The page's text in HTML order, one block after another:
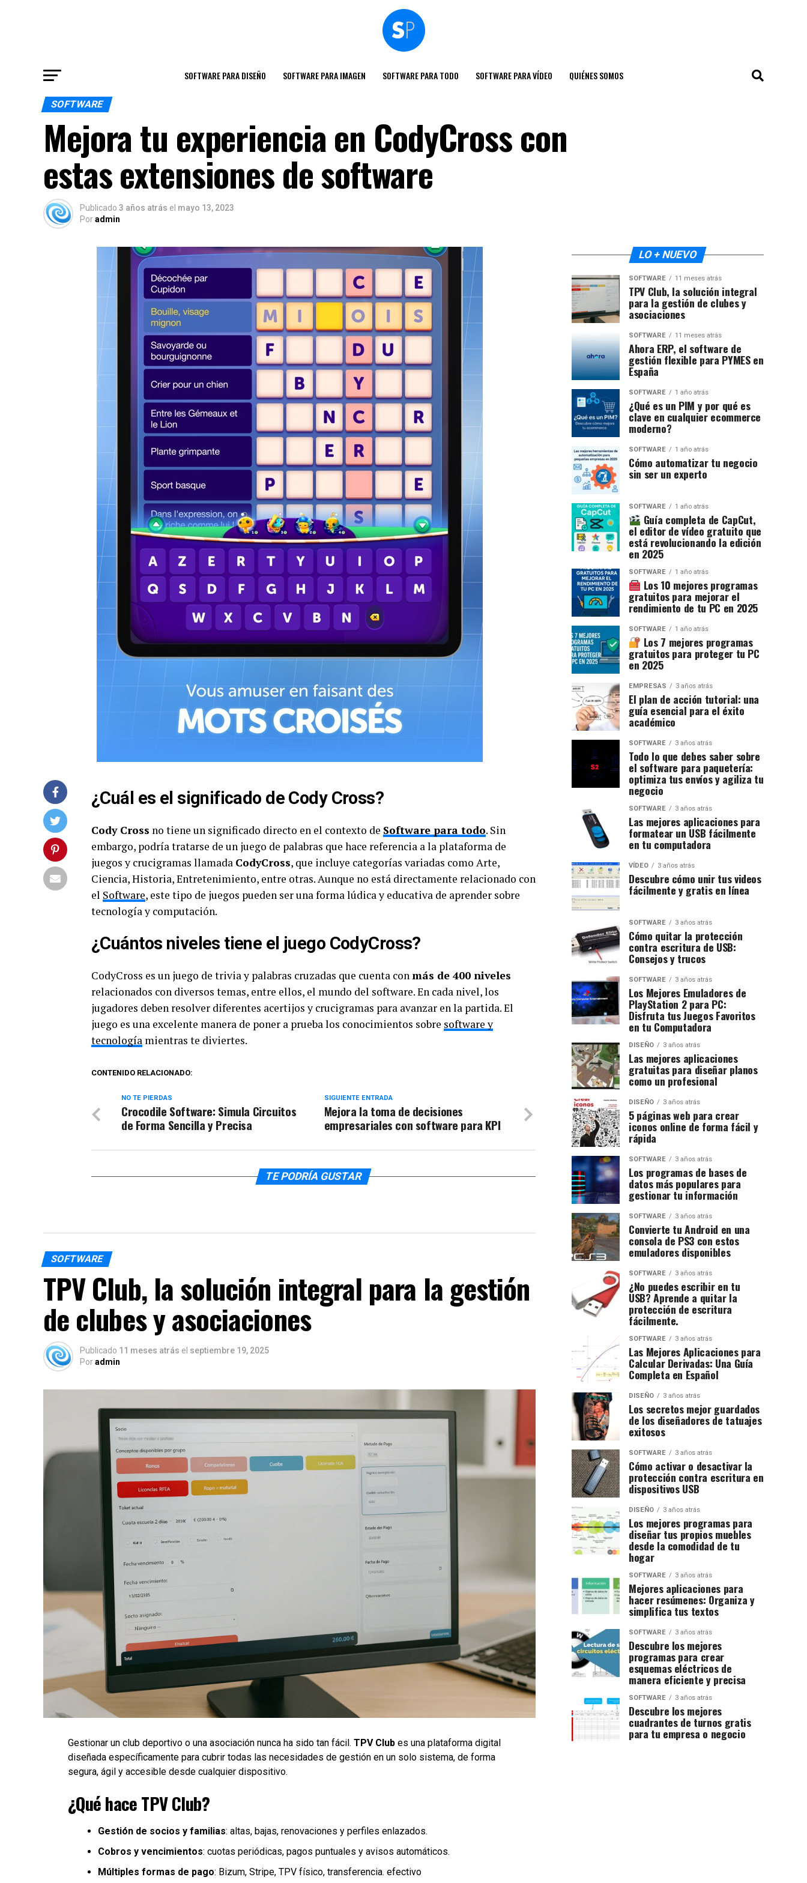
SOFTWARE PARA DISEÑO SOFTWARE PARA IMAGEN SOFTWARE PARA TODO SOFTWARE PARA VÍDEO QUIÉNES SOMOS
SOFTWARE
Mejora tu experiencia en CodyCross con
estas extensiones de software
Publicado 3 años atrás el mayo 13, 2023
Poradmin
¿Cuál es el significado de Cody Cross?
Cody Cross no tiene un significado directo en el contexto de Software para todo. Sin
embargo, podría tratarse de un juego de palabras que hace referencia a la plataforma de
juegos y crucigramas llamada CodyCross, que incluye categorías variadas como Arte,
Ciencia, Historia, Entretenimiento, entre otras. Aunque no está directamente relacionado con
el Software, este tipo de juegos pueden ser una forma lúdica y educativa de aprender sobre
tecnología y computación.
¿Cuántos niveles tiene el juego CodyCross?
CodyCross es un juego de trivia y palabras cruzadas que cuenta conmás de 400 niveles
relacionados con diversos temas, entre ellos, el mundo del software. En cada nivel, los
jugadores deben resolver diferentes acertijos y crucigramas para avanzar en la partida. El
juego es una excelente manera de poner a prueba los conocimientos sobre software y
tecnología mientras te diviertes.
CONTENIDO RELACIONADO:
SIGUIENTE ENTRADA
Mejora la toma de decisiones
empresariales con software para KPI
NO TE PIERDAS
Crocodile Software: Simula Circuitos
de Forma Sencilla y Precisa
TE PODRÍA GUSTAR
SOFTWARE
TPV Club, la solución integral para la gestión
de clubes y asociaciones
Publicado 11 meses atrás el septiembre 19, 2025
Poradmin
Gestionar un club deportivo o una asociación nunca ha sido tan fácil. TPV Club es una plataforma digital
diseñada específicamente para cubrir todas las necesidades de gestión en un solo sistema, de forma
segura, ágil y accesible desde cualquier dispositivo.
¿Qué hace TPV Club?
Gestión de socios y familias: altas, bajas, renovaciones y perfiles enlazados.
Cobros y vencimientos: cuotas periódicas, pagos puntuales y avisos automáticos.
Múltiples formas de pago: Bizum, Stripe, TPV físico, transferencia. efectivo
LO + NUEVO
SOFTWARE 11 meses atrás
TPV Club, la solución integral
para la gestión de clubes y
asociaciones
SOFTWARE 11 meses atrás
Ahora ERP, el software de
gestión flexible para PYMES en
España
SOFTWARE 1 año atrás
¿Qué es un PIM y por qué es
clave en cualquier ecommerce
moderno?
SOFTWARE 1 año atrás
Cómo automatizar tu negocio
sin ser un experto
SOFTWARE 1 año atrás
Guía completa de CapCut,
el editor de vídeo gratuito que
está revolucionando la edición
en 2025
SOFTWARE 1 año atrás
Los 10 mejores programas
gratuitos para mejorar el
rendimiento de tu PC en 2025
SOFTWARE 1 año atrás
Los 7 mejores programas
gratuitos para proteger tu PC
en 2025
EMPRESAS 3 años atrás
El plan de acción tutorial: una
guía esencial para el éxito
académico
SOFTWARE 3 años atrás
Todo lo que debes saber sobre
el software para paquetería:
optimiza tus envíos y agiliza tu
negocio
SOFTWARE 3 años atrás
Las mejores aplicaciones para
formatear un USB fácilmente
en tu computadora
VÍDEO 3 años atrás
Descubre cómo unir tus videos
fácilmente y gratis en línea
SOFTWARE 3 años atrás
Cómo quitar la protección
contra escritura de USB:
Consejos y trucos
SOFTWARE 3 años atrás
Los Mejores Emuladores de
PlayStation 2 para PC:
Disfruta tus Juegos Favoritos
en tu Computadora
DISEÑO 3 años atrás
Las mejores aplicaciones
gratuitas para diseñar planos
como un profesional
DISEÑO 3 años atrás
5 páginas web para crear
iconos online de forma fácil y
rápida
SOFTWARE 3 años atrás
Los programas de bases de
datos más populares para
gestionar tu información
SOFTWARE 3 años atrás
Convierte tu Android en una
consola de PS3 con estos
emuladores disponibles
SOFTWARE 3 años atrás
¿No puedes escribir en tu
USB? Aprende a quitar la
protección de escritura
fácilmente.
SOFTWARE 3 años atrás
Las Mejores Aplicaciones para
Calcular Derivadas: Una Guía
Completa en Español
DISEÑO 3 años atrás
Los secretos mejor guardados
de los diseñadores de tatuajes
exitosos
SOFTWARE 3 años atrás
Cómo activar o desactivar la
protección contra escritura en
dispositivos USB
DISEÑO 3 años atrás
Los mejores programas para
diseñar tus propios muebles
desde la comodidad de tu
hogar
SOFTWARE 3 años atrás
Mejores aplicaciones para
hacer resúmenes: Organiza y
simplifica tus textos
SOFTWARE 3 años atrás
Descubre los mejores
programas para crear
esquemas eléctricos de
manera eficiente y precisa
SOFTWARE 3 años atrás
Descubre los mejores
cuadrantes de turnos gratis
para tu empresa o negocio